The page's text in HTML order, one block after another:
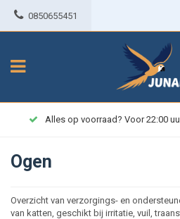
0850655451
Alles op voorraad? Voor 22:00
Ogen
Overzicht van verzorgings- en
van katten, geschikt bij irritatie, vuil,